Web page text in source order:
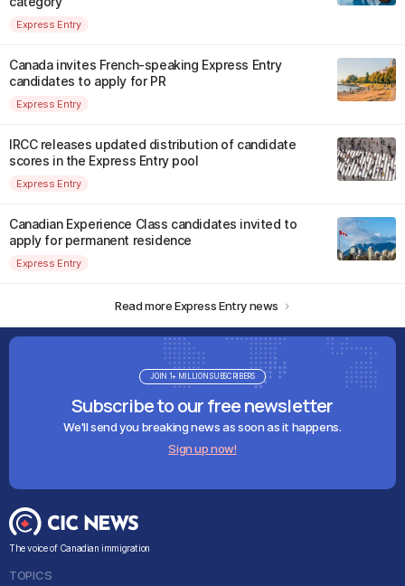
Express Entry
Canada invites French-speaking Express Entry
candidates to apply for PR
Express Entry
IRCC releases updated distribution of candidate
scores in the Express Entry pool
Express Entry
Canadian Experience Class candidates invited to
apply for permanent residence
Express Entry
Read more Express Entry news
Subscribe to our free newsletter
We'll send you breaking news as soon as it happens.
Sign up now!
JOIN 1+ MILLION SUBSCRIBERS
The voice of Canadian immigration
TOPICS